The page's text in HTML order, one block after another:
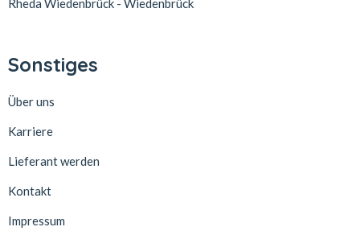
Rheda Wiedenbrück - Wiedenbrück
Sonstiges
Über uns
Karriere
Lieferant werden
Kontakt
Impressum